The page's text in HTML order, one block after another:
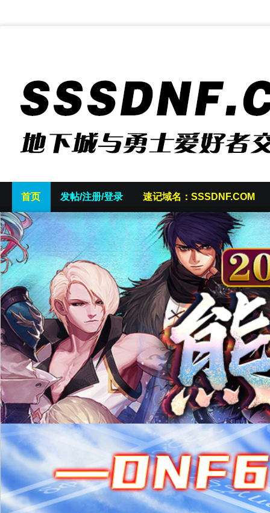
首页 发帖/注册/登录 速记域名：SSSDNF.COM